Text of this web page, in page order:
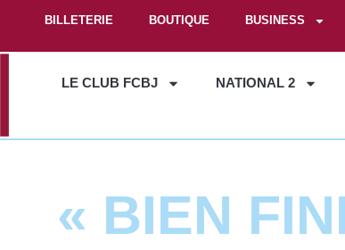
BILLETERIE BOUTIQUE BUSINESS
LE CLUB FCBJ NATIONAL 2
« BIEN